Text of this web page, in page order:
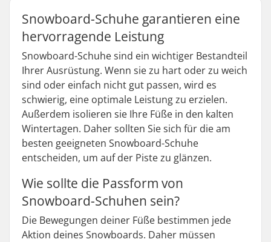
Snowboard-Schuhe garantieren eine
hervorragende Leistung
Snowboard-Schuhe sind ein wichtiger Bestandteil
Ihrer Ausrüstung. Wenn sie zu hart oder zu weich
sind oder einfach nicht gut passen, wird es
schwierig, eine optimale Leistung zu erzielen.
Außerdem isolieren sie Ihre Füße in den kalten
Wintertagen. Daher sollten Sie sich für die am
besten geeigneten Snowboard-Schuhe
entscheiden, um auf der Piste zu glänzen.
Wie sollte die Passform von
Snowboard-Schuhen sein?
Die Bewegungen deiner Füße bestimmen jede
Aktion deines Snowboards. Daher müssen